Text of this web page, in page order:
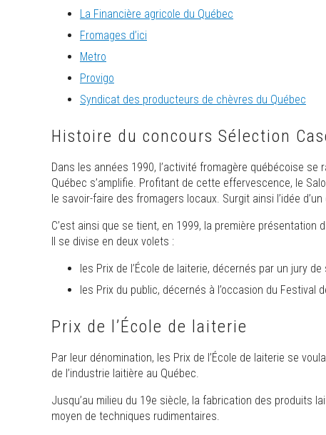
La Financière agricole du Québec
Fromages d’ici
Metro
Provigo
Syndicat des producteurs de chèvres du Québec
Histoire du concours Sélection
Dans les années 1990, l’activité fromagère québécoise
Québec s’amplifie. Profitant de cette effervescence, le
le savoir-faire des fromagers locaux. Surgit ainsi l’idée
C’est ainsi que se tient, en 1999, la première
Il se divise en deux volets :
les Prix de l’École de laiterie, décernés par un jury
les Prix du public, décernés à l’occasion du Festival
Prix de l’École de laiterie
Par leur dénomination, les Prix de l’École de laiterie se
de l’industrie laitière au Québec.
Jusqu’au milieu du 19e siècle, la fabrication des produits
moyen de techniques rudimentaires.